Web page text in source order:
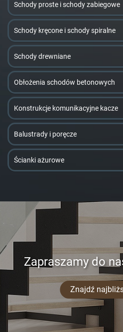
Schody proste i schody zabiegowe
Schody kręcone i schody spiralne
Schody drewniane
Obłożenia schodów betonowych
Konstrukcje komunikacyjne kacze
Balustrady i poręcze
Ścianki ażurowe
Zapraszamy do
Znajdź